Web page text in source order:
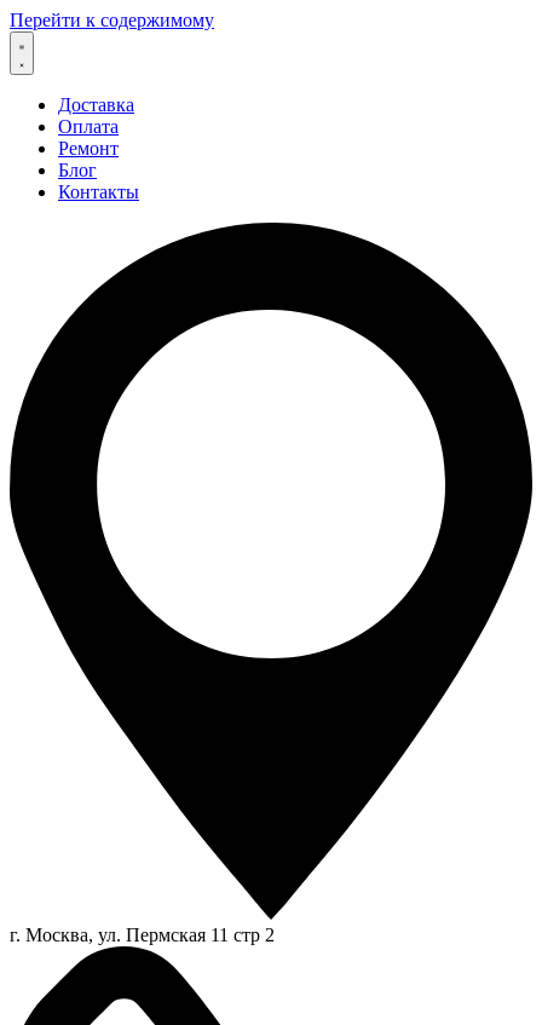
Перейти к содержимому
Доставка
Оплата
Ремонт
Блог
Контакты
г. Москва, ул. Пермская 11 стр 2